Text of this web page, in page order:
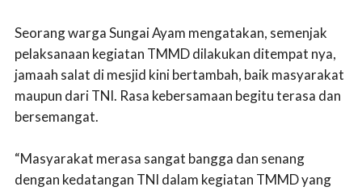
Seorang warga Sungai Ayam mengatakan, semenjak
pelaksanaan kegiatan TMMD dilakukan ditempat nya,
jamaah salat di mesjid kini bertambah, baik masyarakat
maupun dari TNI. Rasa kebersamaan begitu terasa dan
bersemangat.
“Masyarakat merasa sangat bangga dan senang
dengan kedatangan TNI dalam kegiatan TMMD yang